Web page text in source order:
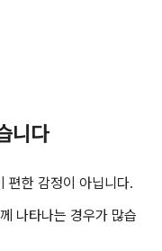
니다
편한 감정이 아닙니다.
나타나는 경우가 많습